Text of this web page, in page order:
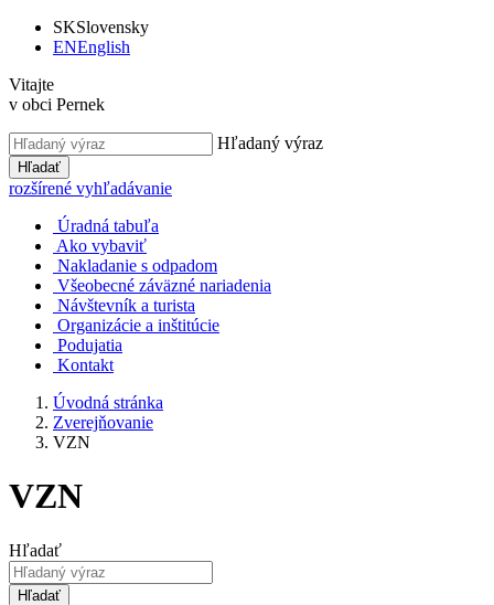
SKSlovensky
ENEnglish
Vitajte
v obci Pernek
Hľadaný výraz
Hľadať
rozšírené vyhľadávanie
Úradná tabuľa
Ako vybaviť
Nakladanie s odpadom
Všeobecné záväzné nariadenia
Návštevník a turista
Organizácie a inštitúcie
Podujatia
Kontakt
Úvodná stránka
Zverejňovanie
VZN
VZN
Hľadať
Hľadať